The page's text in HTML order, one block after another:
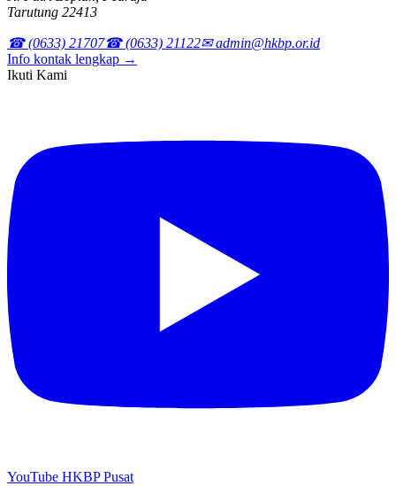
Tarutung 22413
☎ (0633) 21707☎ (0633) 21122✉ admin@hkbp.or.id
Info kontak lengkap →
Ikuti Kami
YouTube HKBP Pusat